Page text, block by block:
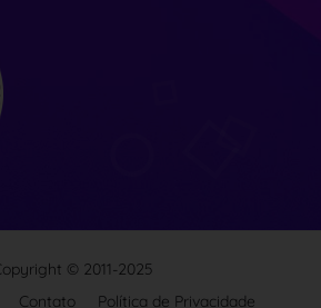
© 2011-2025
Contato Política de Privacidade